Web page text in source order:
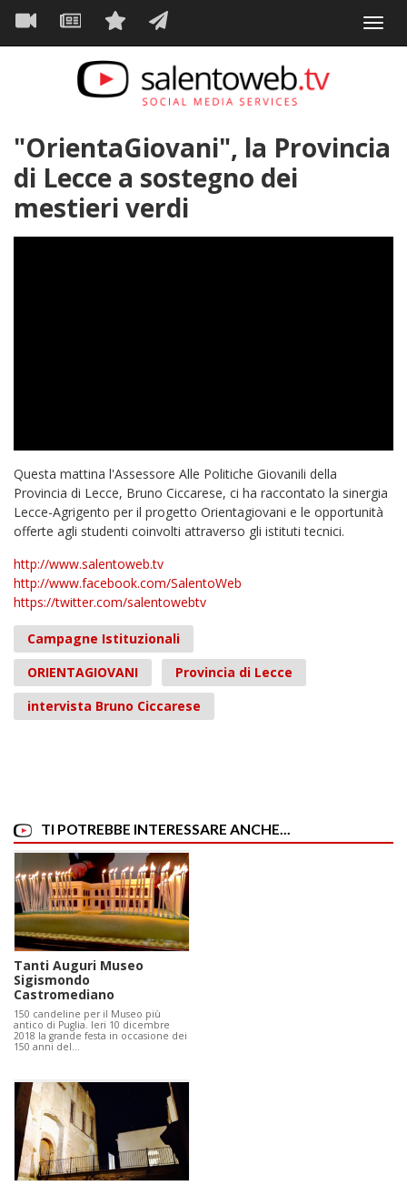
Salta
contenuto
Navigazione
principale
"OrientaGiovani", la Provincia
di Lecce a sostegno dei
mestieri verdi
Questa mattina l'Assessore Alle Politiche Giovanili della
Provincia di Lecce, Bruno Ciccarese, ci ha raccontato la sinergia
Lecce-Agrigento per il progetto Orientagiovani e le opportunità
offerte agli studenti coinvolti attraverso gli istituti tecnici.
http://www.salentoweb.tv
http://www.facebook.com/SalentoWeb
https://twitter.com/salentowebtv
Campagne Istituzionali
ORIENTAGIOVANI
Provincia di Lecce
intervista Bruno Ciccarese
TI POTREBBE INTERESSARE ANCHE...
Tanti Auguri Museo
Sigismondo
Castromediano
150 candeline per il Museo più
antico di Puglia. Ieri 10 dicembre
2018 la grande festa in occasione dei
150 anni del…